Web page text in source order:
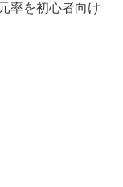
率を初心者向け